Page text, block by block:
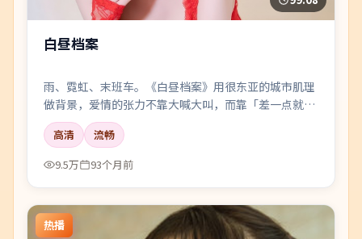
白昼档案
雨、霓虹、末班车。《白昼档案》用很东亚的城市肌理
做背景，爱情的张力不靠大喊大叫，而靠「差一点就说
出口」的沉默。
高清
流畅
9.5万
93个月前
热播